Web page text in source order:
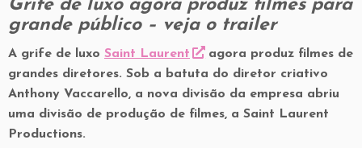
Grife de luxo agora produz filmes para
grande público – veja o trailer
A grife de luxo Saint Laurent
agora produz filmes de
grandes diretores. Sob a batuta do diretor criativo
Anthony Vaccarello, a nova divisão da empresa abriu
uma divisão de produção de filmes, a Saint Laurent
Productions.